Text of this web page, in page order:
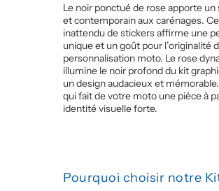
Le noir ponctué de rose apporte un
et contemporain aux carénages.
inattendu de stickers affirme une
unique et un goût pour l’originalité
personnalisation moto. Le rose
illumine le noir profond du kit
un design audacieux et
qui fait de votre moto une pièce à
identité visuelle forte.
Pourquoi choisir notre